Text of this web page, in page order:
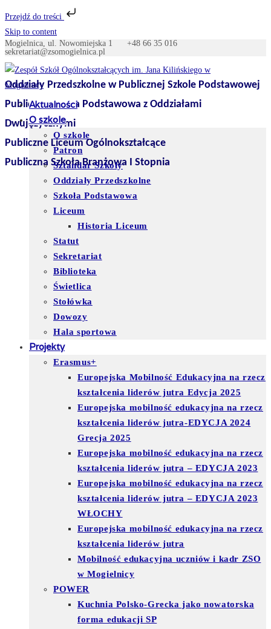
Przejdź do treści
Skip to content
Mogielnica, ul. Nowomiejska 1 +48 66 35 016
sekretariat@zsomogielnica.pl
Oddziały Przedszkolne w Publicznej Szkole Podstawowej
Publiczna Szkoła Podstawowa z Oddziałami
Dwujęzycznymi
Publiczne Liceum Ogólnokształcące
Publiczna Szkoła Branżowa I Stopnia
Aktualności
O szkole
O szkole
Patron
Sztandar Szkoły
Oddziały Przedszkolne
Szkoła Podstawowa
Liceum
Historia Liceum
Statut
Sekretariat
Biblioteka
Świetlica
Stołówka
Dowozy
Hala sportowa
Projekty
Erasmus+
Europejska Mobilność Edukacyjna na rzecz
kształcenia liderów jutra Edycja 2025
Europejska mobilność edukacyjna na rzecz
kształcenia liderów jutra-EDYCJA 2024
Grecja 2025
Europejska mobilność edukacyjna na rzecz
kształcenia liderów jutra – EDYCJA 2023
Europejska mobilność edukacyjna na rzecz
kształcenia liderów jutra – EDYCJA 2023
WŁOCHY
Europejska mobilność edukacyjna na rzecz
kształcenia liderów jutra
Mobilność edukacyjna uczniów i kadr ZSO
w Mogielnicy
POWER
Kuchnia Polsko-Grecka jako nowatorska
forma edukacji SP